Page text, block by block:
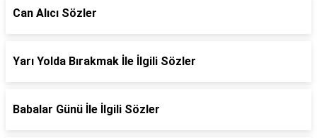
Can Alıcı Sözler
Yarı Yolda Bırakmak İle İlgili Sözler
Babalar Günü İle İlgili Sözler